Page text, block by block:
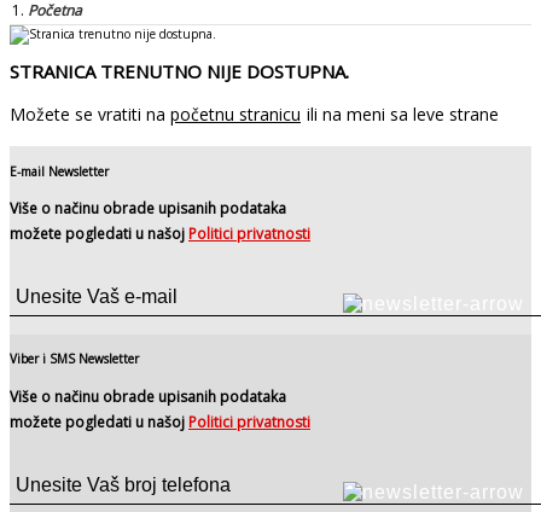
Početna
STRANICA TRENUTNO NIJE DOSTUPNA.
Možete se vratiti na početnu stranicu ili na meni sa leve strane
E-mail Newsletter
Više o načinu obrade upisanih podataka
možete pogledati u našoj Politici privatnosti
Viber i SMS Newsletter
Više o načinu obrade upisanih podataka
možete pogledati u našoj Politici privatnosti